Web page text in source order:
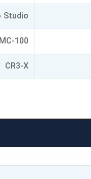
Studio
MC-100
CR3-X